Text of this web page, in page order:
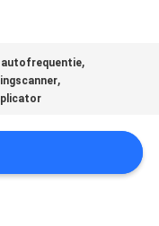
autofrequentie,
,